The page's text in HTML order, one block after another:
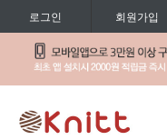
로그인 회원가입